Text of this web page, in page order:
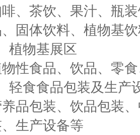
、茶饮、果汁、瓶
固体饮料、植物基
植物基展区
性食品、饮品、零
轻食食品包装及生产
品包装、饮品包装
生产设备等